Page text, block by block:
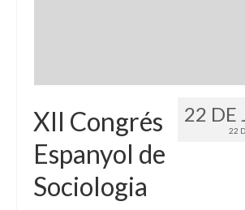
22 DE
22
XII Congrés
Espanyol de
Sociologia